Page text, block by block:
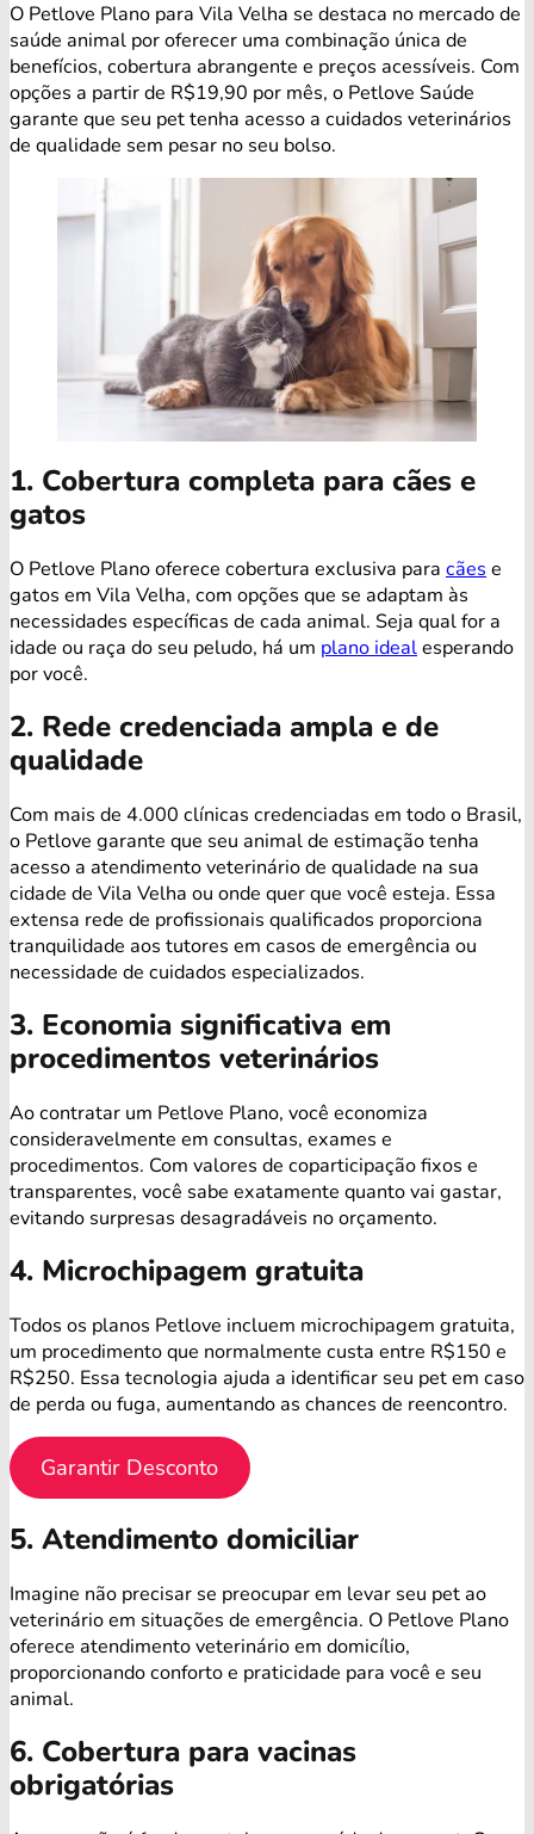
O Petlove Plano para Vila Velha se destaca no mercado de
saúde animal por oferecer uma combinação única de
benefícios, cobertura abrangente e preços acessíveis. Com
opções a partir de R$19,90 por mês, o Petlove Saúde
garante que seu pet tenha acesso a cuidados veterinários
de qualidade sem pesar no seu bolso.
1. Cobertura completa para cães e
gatos
O Petlove Plano oferece cobertura exclusiva para cães e
gatos em Vila Velha, com opções que se adaptam às
necessidades específicas de cada animal. Seja qual for a
idade ou raça do seu peludo, há um plano idealesperando
por você.
2. Rede credenciada ampla e de
qualidade
Com mais de 4.000 clínicas credenciadas em todo o Brasil,
o Petlove garante que seu animal de estimação tenha
acesso a atendimento veterinário de qualidade na sua
cidade de Vila Velha ou onde quer que você esteja. Essa
extensa rede de profissionais qualificados proporciona
tranquilidade aos tutores em casos de emergência ou
necessidade de cuidados especializados.
3. Economia significativa em
procedimentos veterinários
Ao contratar um Petlove Plano, você economiza
consideravelmente em consultas, exames e
procedimentos. Com valores de coparticipação fixos e
transparentes, você sabe exatamente quanto vai gastar,
evitando surpresas desagradáveis no orçamento.
4. Microchipagem gratuita
Todos os planos Petlove incluem microchipagem gratuita,
um procedimento que normalmente custa entre R$150 e
R$250. Essa tecnologia ajuda a identificar seu pet em caso
de perda ou fuga, aumentando as chances de reencontro.
Garantir Desconto
5. Atendimento domiciliar
Imagine não precisar se preocupar em levar seu pet ao
veterinário em situações de emergência. O Petlove Plano
oferece atendimento veterinário em domicílio,
proporcionando conforto e praticidade para você e seu
animal.
6. Cobertura para vacinas
obrigatórias